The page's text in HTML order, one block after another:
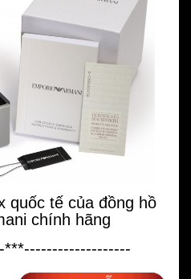
quốc tế của đồng hồ
chính hãng